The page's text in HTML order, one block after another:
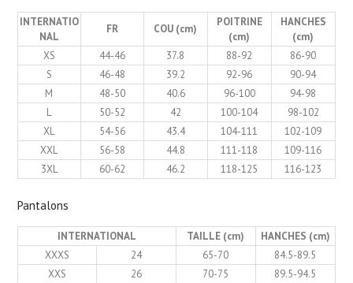
INTERNATIO
NAL
FR COU (cm)
POITRINE
(cm)
HANCHES
(cm)
XS
44-46 37.8 88-92
86-90
S
46-48 39.2 92-96
90-94
M
48-50 40.6 96-100
94-98
L
50-52 42 100-104
98-102
XL
54-56 43.4 104-111
102-109
XXL
56-58 44.8 111-118
109-116
3XL
60-62 46.2 118-125 116-123
Pantalons
INTERNATIONAL TAILLE (cm)
HANCHES (cm)
XXXS
24 65-70
84.5-89.5
XXS
26 70-75
89.5-94.5